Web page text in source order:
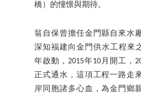
橋）的憧憬與期待。
翁自保曾擔任金門縣自來水
深知福建向金門供水工程來
年啟動，2015年10月開工，
正式通水，這項工程一路走
岸同胞諸多心血，為金門鄉